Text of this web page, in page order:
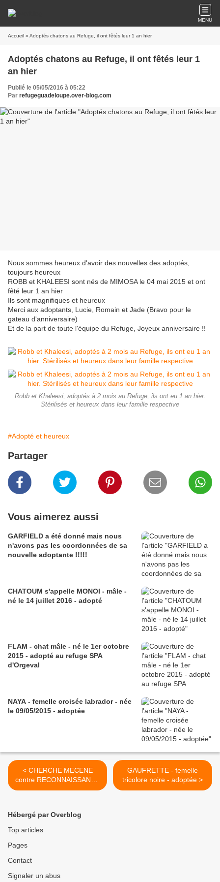
MENU
Accueil » Adoptés chatons au Refuge, il ont fêtés leur 1 an hier
Adoptés chatons au Refuge, il ont fêtés leur 1
an hier
Publié le 05/05/2016 à 05:22
Par refugeguadeloupe.over-blog.com
Nous sommes heureux d'avoir des nouvelles des adoptés,
toujours heureux
ROBB et KHALEESI sont nés de MIMOSA le 04 mai 2015 et ont
fêté leur 1 an hier
Ils sont magnifiques et heureux
Merci aux adoptants, Lucie, Romain et Jade (Bravo pour le
gateau d'anniversaire)
Et de la part de toute l'équipe du Refuge, Joyeux anniversaire !!
Robb et Khaleesi, adoptés à 2 mois au Refuge, ils ont eu 1 an hier.
Stérilisés et heureux dans leur famille respective
#Adopté et heureux
Partager
Vous aimerez aussi
GARFIELD a été donné mais nous
n'avons pas les coordonnées de sa
nouvelle adoptante !!!!!
CHATOUM s'appelle MONOI - mâle -
né le 14 juillet 2016 - adopté
FLAM - chat mâle - né le 1er octobre
2015 - adopté au refuge SPA
d'Orgeval
NAYA - femelle croisée labrador - née
le 09/05/2015 - adoptée
< CHERCHE MECENE
contre RECONNAISSANCE
ETERNELLE
GAUFRETTE - femelle
tricolore noire - adoptée >
Hébergé par Overblog
Top articles
Pages
Contact
Signaler un abus